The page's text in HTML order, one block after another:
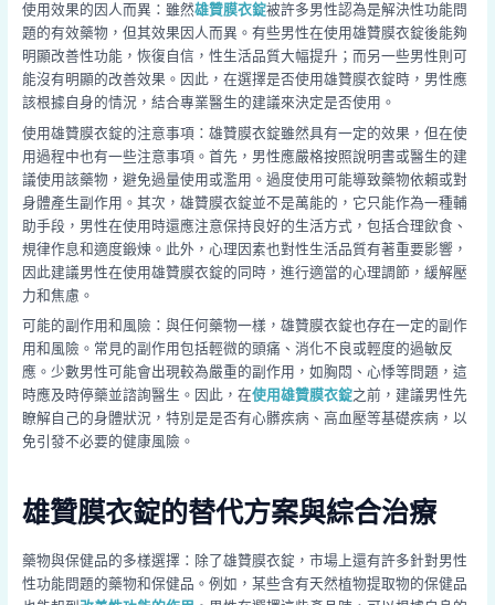
使用效果的因人而異：雖然雄贊膜衣錠被許多男性認為是解決性功能問
題的有效藥物，但其效果因人而異。有些男性在使用雄贊膜衣錠後能夠
明顯改善性功能，恢復自信，性生活品質大幅提升；而另一些男性則可
能沒有明顯的改善效果。因此，在選擇是否使用雄贊膜衣錠時，男性應
該根據自身的情況，結合專業醫生的建議來決定是否使用。
使用雄贊膜衣錠的注意事項：雄贊膜衣錠雖然具有一定的效果，但在使
用過程中也有一些注意事項。首先，男性應嚴格按照說明書或醫生的建
議使用該藥物，避免過量使用或濫用。過度使用可能導致藥物依賴或對
身體產生副作用。其次，雄贊膜衣錠並不是萬能的，它只能作為一種輔
助手段，男性在使用時還應注意保持良好的生活方式，包括合理飲食、
規律作息和適度鍛煉。此外，心理因素也對性生活品質有著重要影響，
因此建議男性在使用雄贊膜衣錠的同時，進行適當的心理調節，緩解壓
力和焦慮。
可能的副作用和風險：與任何藥物一樣，雄贊膜衣錠也存在一定的副作
用和風險。常見的副作用包括輕微的頭痛、消化不良或輕度的過敏反
應。少數男性可能會出現較為嚴重的副作用，如胸悶、心悸等問題，這
時應及時停藥並諮詢醫生。因此，在使用雄贊膜衣錠之前，建議男性先
瞭解自己的身體狀況，特別是是否有心髒疾病、高血壓等基礎疾病，以
免引發不必要的健康風險。
雄贊膜衣錠的替代方案與綜合治療
藥物與保健品的多樣選擇：除了雄贊膜衣錠，市場上還有許多針對男性
性功能問題的藥物和保健品。例如，某些含有天然植物提取物的保健品